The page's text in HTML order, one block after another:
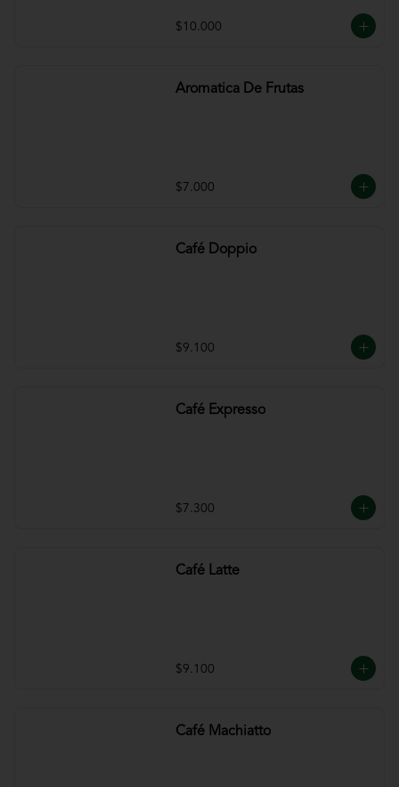
$10.000
Aromatica De Frutas
$7.000
Café Doppio
$9.100
Café Expresso
$7.300
Café Latte
$9.100
Café Machiatto